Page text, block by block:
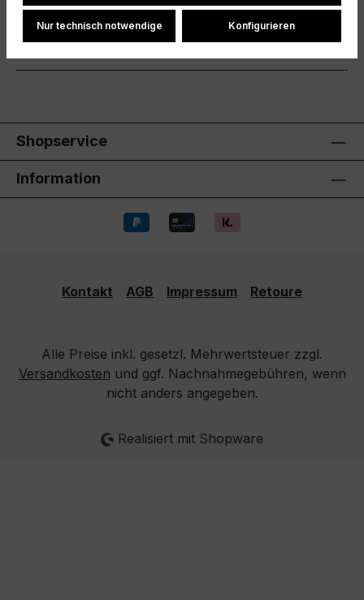
Hersteller
Shopservice
Information
Kontakt AGB Impressum Retoure
Alle Preise inkl. gesetzl. Mehrwertsteuer zzgl.
Versandkosten und ggf. Nachnahmegebühren, wenn
nicht anders angegeben.
Realisiert mit Shopware
Nur technisch notwendige Konfigurieren